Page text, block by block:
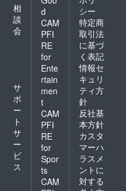
相
談
会
サ
ポ
ー
ト
サ
ー
ビ
ス
d
CAM
PFI
RE
for
Ente
rtain
men
t
CAM
PFI
RE
for
Spor
ts
CAM
シー
特定商
取引法
に基づ
く表記
情報セ
キュリ
ティ方
針
反社基
本方針
カスタ
マーハ
ラスメ
ントに
対する